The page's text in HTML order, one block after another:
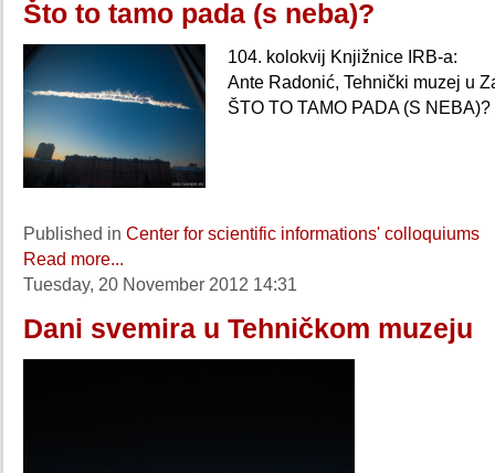
Što to tamo pada (s neba)?
104. kolokvij Knjižnice IRB-a:
Ante Radonić, Tehnički muzej u
ŠTO TO TAMO PADA (S NEBA)?
Published in Center for scientific informations' colloquiums
Read more...
Tuesday, 20 November 2012 14:31
Dani svemira u Tehničkom muzeju